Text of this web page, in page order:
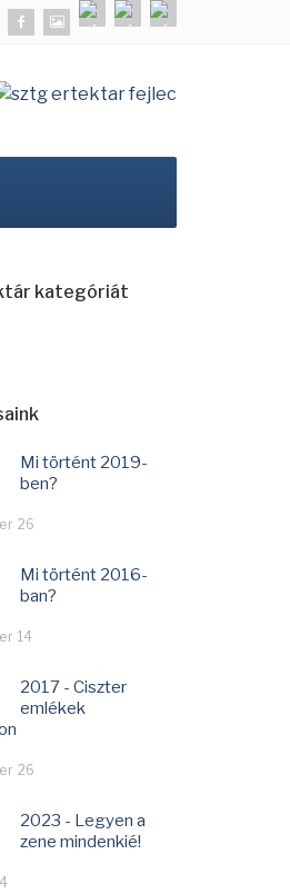
kategóriát
Mi történt 2019-
ben?
26
Mi történt 2016-
ban?
14
2017 - Ciszter
emlékek
26
2023 - Legyen a
zene mindenkié!